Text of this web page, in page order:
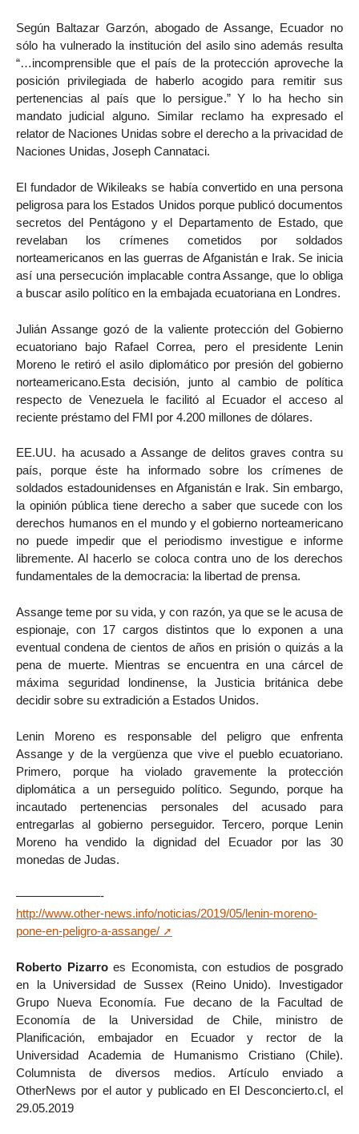
Según Baltazar Garzón, abogado de Assange, Ecuador no
sólo ha vulnerado la institución del asilo sino además resulta
“…incomprensible que el país de la protección aproveche la
posición privilegiada de haberlo acogido para remitir sus
pertenencias al país que lo persigue.” Y lo ha hecho sin
mandato judicial alguno. Similar reclamo ha expresado el
relator de Naciones Unidas sobre el derecho a la privacidad de
Naciones Unidas, Joseph Cannataci.
El fundador de Wikileaks se había convertido en una persona
peligrosa para los Estados Unidos porque publicó documentos
secretos del Pentágono y el Departamento de Estado, que
revelaban los crímenes cometidos por soldados
norteamericanos en las guerras de Afganistán e Irak. Se inicia
así una persecución implacable contra Assange, que lo obliga
a buscar asilo político en la embajada ecuatoriana en Londres.
Julián Assange gozó de la valiente protección del Gobierno
ecuatoriano bajo Rafael Correa, pero el presidente Lenin
Moreno le retiró el asilo diplomático por presión del gobierno
norteamericano.Esta decisión, junto al cambio de política
respecto de Venezuela le facilitó al Ecuador el acceso al
reciente préstamo del FMI por 4.200 millones de dólares.
EE.UU. ha acusado a Assange de delitos graves contra su
país, porque éste ha informado sobre los crímenes de
soldados estadounidenses en Afganistán e Irak. Sin embargo,
la opinión pública tiene derecho a saber que sucede con los
derechos humanos en el mundo y el gobierno norteamericano
no puede impedir que el periodismo investigue e informe
libremente. Al hacerlo se coloca contra uno de los derechos
fundamentales de la democracia: la libertad de prensa.
Assange teme por su vida, y con razón, ya que se le acusa de
espionaje, con 17 cargos distintos que lo exponen a una
eventual condena de cientos de años en prisión o quizás a la
pena de muerte. Mientras se encuentra en una cárcel de
máxima seguridad londinense, la Justicia británica debe
decidir sobre su extradición a Estados Unidos.
Lenin Moreno es responsable del peligro que enfrenta
Assange y de la vergüenza que vive el pueblo ecuatoriano.
Primero, porque ha violado gravemente la protección
diplomática a un perseguido político. Segundo, porque ha
incautado pertenencias personales del acusado para
entregarlas al gobierno perseguidor. Tercero, porque Lenin
Moreno ha vendido la dignidad del Ecuador por las 30
monedas de Judas.
———————-
http://www.other-news.info/noticias/2019/05/lenin-moreno-
pone-en-peligro-a-assange/
Roberto Pizarroes Economista, con estudios de posgrado
en la Universidad de Sussex (Reino Unido). Investigador
Grupo Nueva Economía. Fue decano de la Facultad de
Economía de la Universidad de Chile, ministro de
Planificación, embajador en Ecuador y rector de la
Universidad Academia de Humanismo Cristiano (Chile).
Columnista de diversos medios. Artículo enviado a
OtherNews por el autor y publicado en El Desconcierto.cl, el
29.05.2019